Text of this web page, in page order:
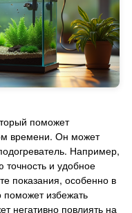
поможет
времени. Он может
Например,
точность и удобное
показания, особенно в
избежать
негативно повлиять на